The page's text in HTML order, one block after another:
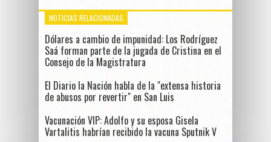
NOTICIAS RELACIONADAS
Dólares a cambio de impunidad: Los Rodríguez
Saá forman parte de la jugada de Cristina en el
Consejo de la Magistratura
El Diario la Nación habla de la "extensa historia
de abusos por revertir" en San Luis
Vacunación VIP: Adolfo y su esposa Gisela
Vartalitis habrían recibido la vacuna Sputnik V